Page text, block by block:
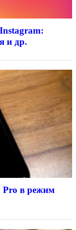
и др.
Pro в режим